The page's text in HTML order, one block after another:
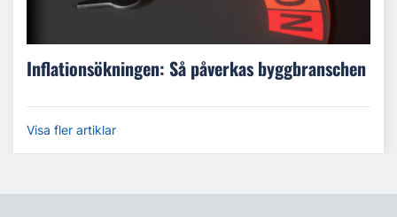
Inflationsökningen: Så påverkas byggbranschen
Visa fler artiklar